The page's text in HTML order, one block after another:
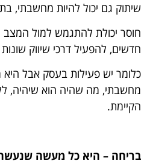
שיתוק גם יכול להיות מחשבתי,
חוסר יכולת להתגמש למול המצב
חדשים, להפעיל דרכי שיווק
כלומר יש פעילות בעסק אבל היא
מחשבתי, מה שהיה הוא שיהיה,
הקיימת.
בריחה – היא כל מעשה